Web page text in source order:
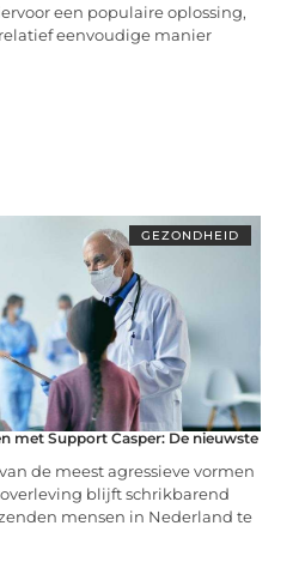
een populaire oplossing,
eenvoudige manier
GEZONDHEID
met Support Casper: De nieuwste
de meest agressieve vormen
blijft schrikbarend
mensen in Nederland te